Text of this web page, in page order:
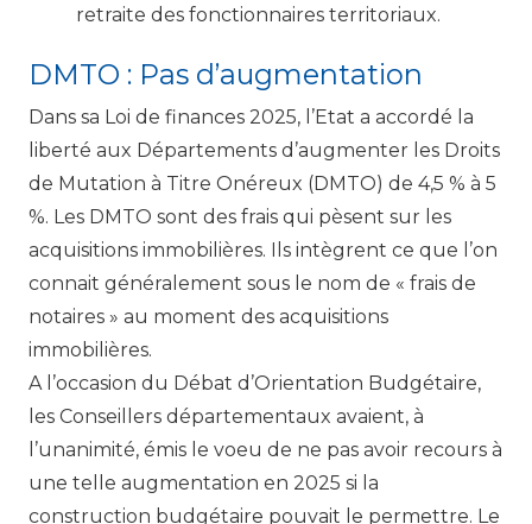
retraite des fonctionnaires territoriaux.
DMTO : Pas d’augmentation
Dans sa Loi de finances 2025, l’Etat a accordé la
liberté aux Départements d’augmenter les Droits
de Mutation à Titre Onéreux (DMTO) de 4,5 % à 5
%. Les DMTO sont des frais qui pèsent sur les
acquisitions immobilières. Ils intègrent ce que l’on
connait généralement sous le nom de « frais de
notaires » au moment des acquisitions
immobilières.
A l’occasion du Débat d’Orientation Budgétaire,
les Conseillers départementaux avaient, à
l’unanimité, émis le voeu de ne pas avoir recours à
une telle augmentation en 2025 si la
construction budgétaire pouvait le permettre. Le